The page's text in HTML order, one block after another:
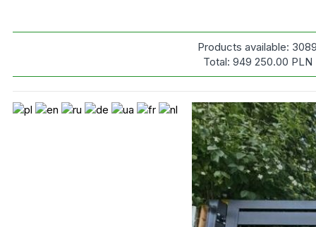
Products available:
Total: 949 250.00 PLN